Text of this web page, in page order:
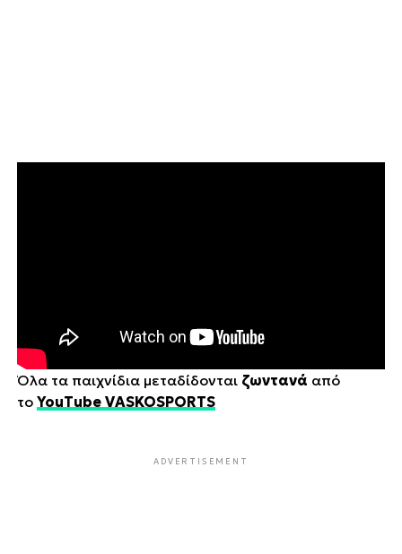
Όλα τα παιχνίδια μεταδίδονται ζωντανά από
το YouTube VASKOSPORTS
ADVERTISEMENT